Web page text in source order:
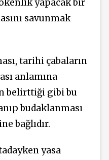
yapacak bir
savunmak
tarihi çabaların
anlamına
belirttiği gibi bu
budaklanması
bağlıdır.
yasa